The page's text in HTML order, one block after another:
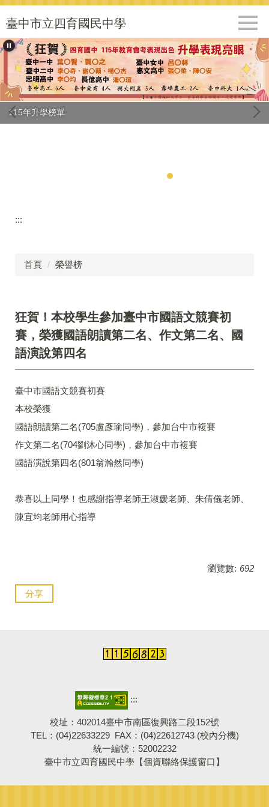
跳
到
要
容
區
臺中市立四育國民中學
115年升學榜單
:::
首頁 榮譽榜
狂賀！本校學生參加臺中市國語文競賽初
賽，榮獲國語朗讀第二名、作文第二名、國
語演說第四名
臺中市國語文競賽初賽
本校榮獲
國語朗讀第二名(705盧彥瑜同學)，參加台中市複賽
作文第二名(704劉沐心同學)，參加台中市複賽
國語演說第四名(801翁瀚然同學)
恭喜以上同學！也感謝指導老師王淑媛老師、朱倩儀老師、
陳宜均老師用心指導
瀏覽數: 692
分享
:::
校址：402014臺中市南區復興路二段152號
TEL：(04)22633229 FAX：(04)22612743 (校內分機)
統一編號：52002232
臺中市立四育國民中學【個資聯絡保護窗口】